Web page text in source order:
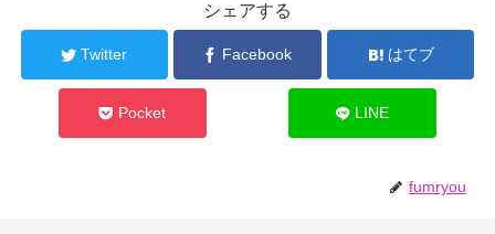
シェアする
Twitter Facebook はてブ
Pocket LINE
fumryou